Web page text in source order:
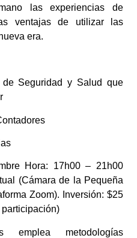
las experiencias de
ventajas de utilizar las
era.
de Seguridad y Salud que
Hora: 17h00 – 21h00
(Cámara de la Pequeña
Zoom). Inversión: $25
participación)
emplea metodologías